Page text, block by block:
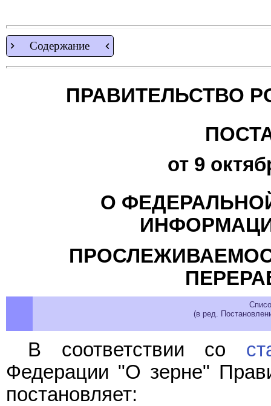
Содержание
ПРАВИТЕЛЬСТВО
от 9
О
(в ред.
В соответствии со
Федерации "О зерне"
постановляет: